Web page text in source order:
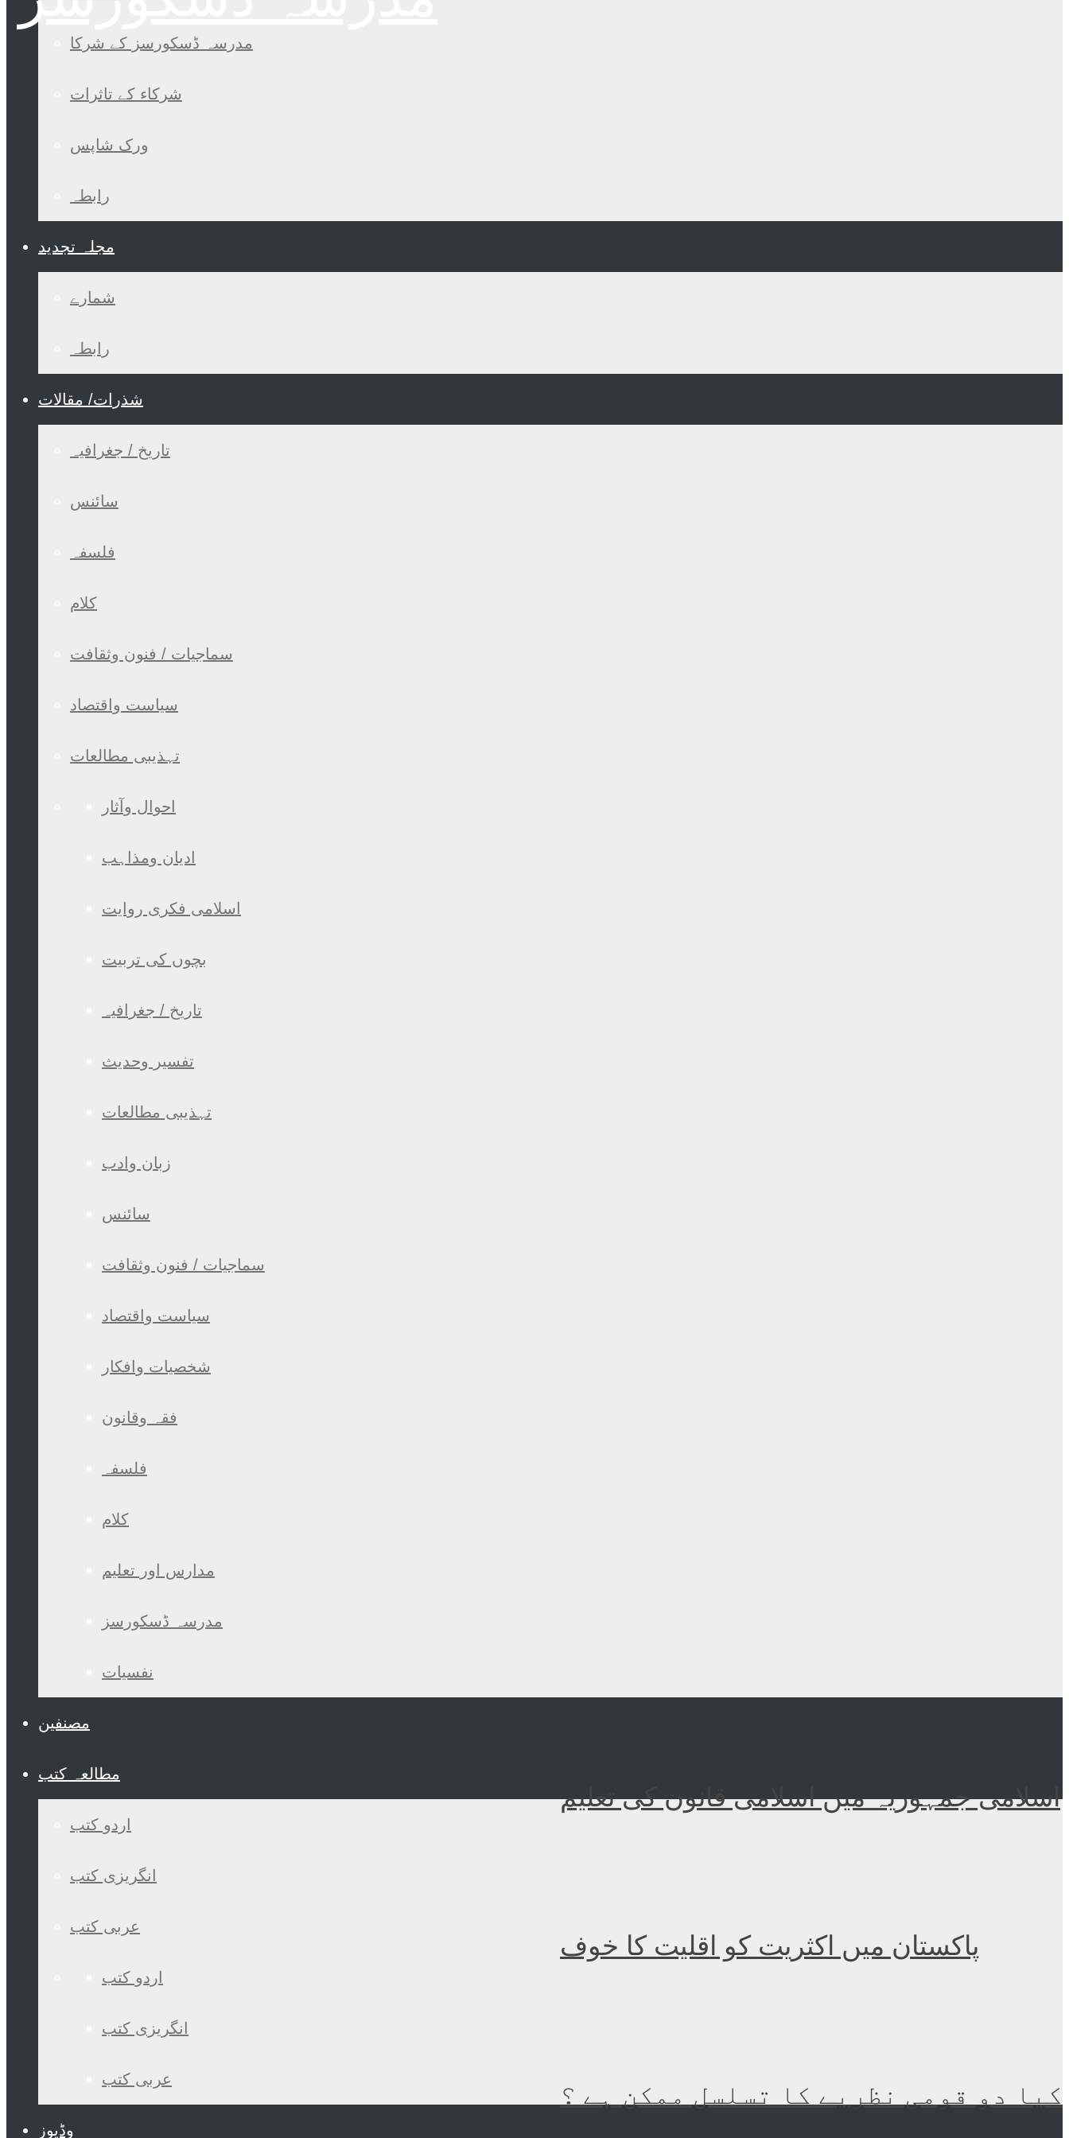
مدرسہ ڈسکورسز کے شرکا
شرکاء کے تاثرات
ورک شاپس
رابطہ
مجلہ تجدید
شمارے
رابطہ
شذرات/ مقالات
تاریخ / جغرافیہ
سائنس
فلسفہ
کلام
سماجیات / فنون وثقافت
سیاست واقتصاد
تہذیبی مطالعات
احوال وآثار
ادیان ومذاہب
اسلامی فکری روایت
بچوں کی تربیت
تاریخ / جغرافیہ
تفسیر وحدیث
تہذیبی مطالعات
زبان وادب
سائنس
سماجیات / فنون وثقافت
سیاست واقتصاد
شخصیات وافکار
فقہ وقانون
فلسفہ
کلام
مدارس اور تعلیم
مدرسہ ڈسکورسز
نفسیات
اسلامی جمہوریہ میں اسلامی قانون کی تعلیم
پاکستان میں اکثریت کو اقلیت کا خوف
کیا دو قومی نظریے کا تسلسل ممکن ہے ؟
مصنفین
مطالعہ کتب
اردو کتب
انگریزی کتب
عربی کتب
اردو کتب
انگریزی کتب
عربی کتب
وڈیوز